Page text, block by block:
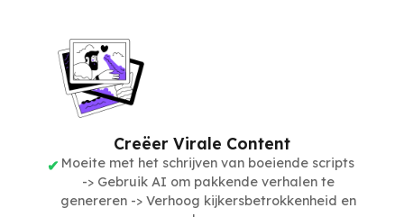
Creëer Virale Content
Moeite met het schrijven van boeiende scripts
-> Gebruik AI om pakkende verhalen te
genereren -> Verhoog kijkersbetrokkenheid en